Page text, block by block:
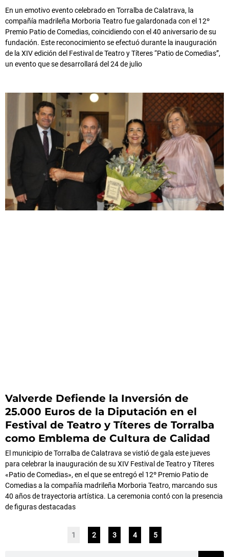
En un emotivo evento celebrado en Torralba de Calatrava, la
compañía madrileña Morboria Teatro fue galardonada con el 12º
Premio Patio de Comedias, coincidiendo con el 40 aniversario de su
fundación. Este reconocimiento se efectuó durante la inauguración
de la XIV edición del Festival de Teatro y Títeres “Patio de Comedias”,
un evento que se desarrollará del 24 de julio
Valverde Defiende la Inversión de
25.000 Euros de la Diputación en el
Festival de Teatro y Títeres de Torralba
como Emblema de Cultura de Calidad
El municipio de Torralba de Calatrava se vistió de gala este jueves
para celebrar la inauguración de su XIV Festival de Teatro y Títeres
«Patio de Comedias», en el que se entregó el 12º Premio Patio de
Comedias a la compañía madrileña Morboria Teatro, marcando sus
40 años de trayectoria artística. La ceremonia contó con la presencia
de figuras destacadas
1 2 3 4 5